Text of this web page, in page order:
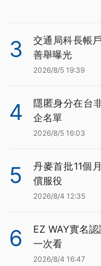
3
交通局科長帳
善舉曝光
2026/8/5 19:39
4
隱匿身分在台
企名單
2026/8/5 16:03
5
丹麥首批11個
償服役
2026/8/4 12:35
6
EZ WAY實名
一次看
2026/8/4 16:47